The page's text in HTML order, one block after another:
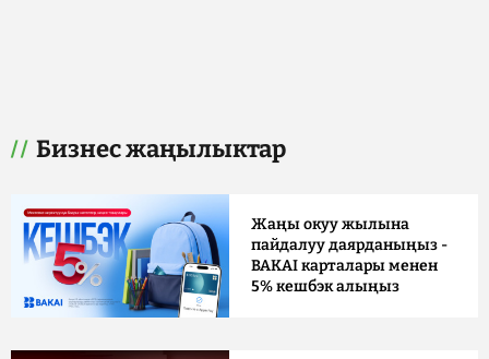
Бизнес жаңылыктар
Жаңы окуу жылына
пайдалуу даярданыңыз -
BAKAI карталары менен
5% кешбэк алыңыз